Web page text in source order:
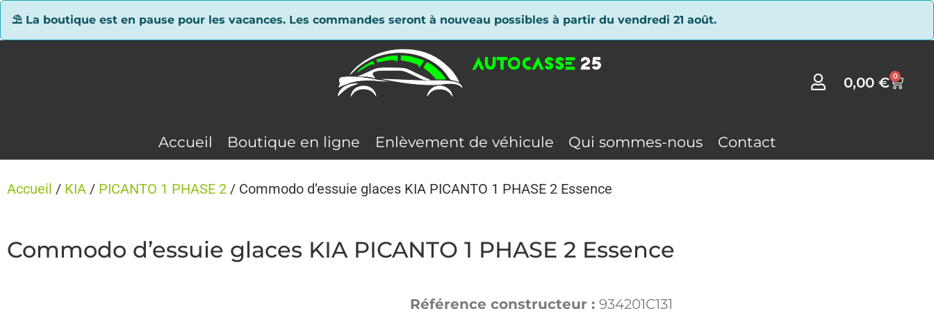
⛱ La boutique est en pause pour les vacances. Les commandes seront à nouveau possibles à partir du vendredi 21 août.
0,00€ 0
Accueil Boutique en ligne Enlèvement de véhicule Qui sommes-nous Contact
Accueil / KIA / PICANTO 1 PHASE 2 / Commodo d’essuie glaces KIA PICANTO 1 PHASE 2 Essence
Commodo d’essuie glaces KIA PICANTO 1 PHASE 2 Essence
Référence constructeur : 934201C131
Panneau de gestion des cookies